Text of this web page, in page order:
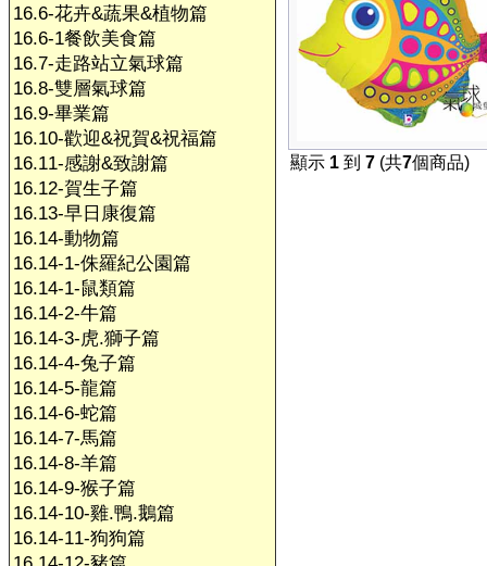
16.6-花卉&蔬果&植物篇
16.6-1餐飲美食篇
16.7-走路站立氣球篇
16.8-雙層氣球篇
16.9-畢業篇
16.10-歡迎&祝賀&祝福篇
16.11-感謝&致謝篇
16.12-賀生子篇
16.13-早日康復篇
16.14-動物篇
16.14-1-侏羅紀公園篇
16.14-1-鼠類篇
16.14-2-牛篇
16.14-3-虎.獅子篇
16.14-4-兔子篇
16.14-5-龍篇
16.14-6-蛇篇
16.14-7-馬篇
16.14-8-羊篇
16.14-9-猴子篇
16.14-10-雞.鴨.鵝篇
16.14-11-狗狗篇
顯示 1 到 7 (共7個商品)